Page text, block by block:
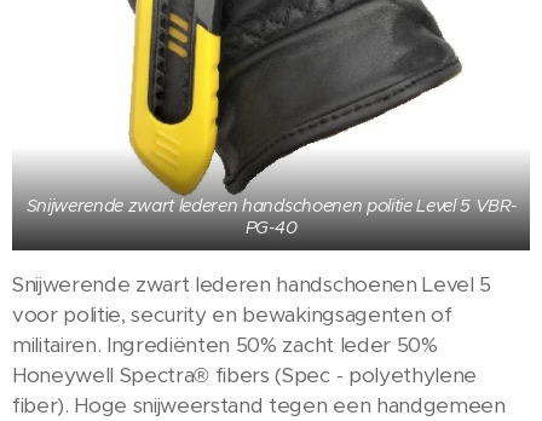
Snijwerende zwart lederen handschoenen politie Level 5 VBR-
PG-40
Snijwerende zwart lederen handschoenen Level 5
voor politie, security en bewakingsagenten of
militairen. Ingrediënten 50% zacht leder 50%
Honeywell Spectra® fibers (Spec - polyethylene
fiber). Hoge snijweerstand tegen een handgemeen